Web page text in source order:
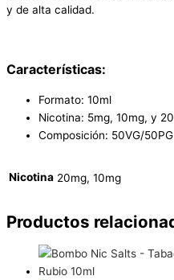
y de alta calidad.
Características:
Formato: 10ml
Nicotina: 5mg, 10mg, y
Composición: 50VG/50PG
Nicotina 20mg, 10mg
Productos